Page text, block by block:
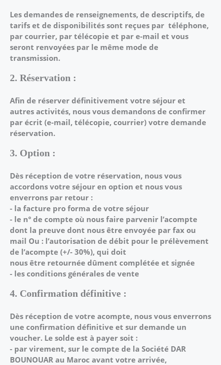
Les demandes de renseignements, de descriptifs, de
tarifs et de disponibilités sont reçues par téléphone,
par courrier, par télécopie et par e-mail et vous
seront renvoyées par le même mode de
transmission.
2. Réservation :
Afin de réserver définitivement votre séjour et
autres activités, nous vous demandons de confirmer
par écrit (e-mail, télécopie, courrier) votre demande
réservation.
3. Option :
Dès réception de votre réservation, nous vous
accordons votre séjour en option et nous vous
enverrons par retour :
- la facture pro forma de votre séjour
- le n° de compte où nous faire parvenir l’acompte
dont la preuve dont nous être envoyée par fax ou
mail Ou : l’autorisation de débit pour le prélèvement
de l’acompte (+/- 30%), qui doit
nous être retournée dûment complétée et signée
- les conditions générales de vente
4. Confirmation définitive :
Dès réception de votre acompte, nous vous enverrons
une confirmation définitive et sur demande un
voucher. Le solde est à payer soit :
- par virement, sur le compte de la Société DAR
BOUNOUAR au Maroc avant votre arrivée,